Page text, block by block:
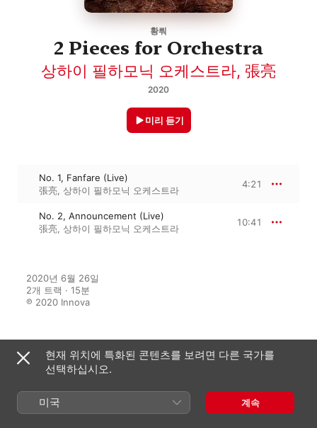
황뤄
2 Pieces for Orchestra
상하이 필하모닉 오케스트라, 張亮
2020
미리 듣기
No. 1, Fanfare (Live)
張亮, 상하이 필하모닉 오케스트라
4:21
No. 2, Announcement (Live)
張亮, 상하이 필하모닉 오케스트라
10:41
2020년 6월 26일
2개 트랙 · 15분
℗ 2020 Innova
수록 앨범
Into the Vast World (Live)
현재 위치에 특화된 콘텐츠를 보려면 다른 국가를
선택하십시오.
미국 계속